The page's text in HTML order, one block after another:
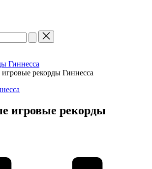
Гиннесса
рекорды Гиннесса
игровые рекорды